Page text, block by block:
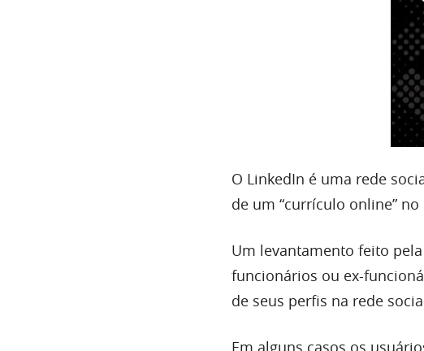
O LinkedIn é uma rede
de um “currículo online”
Um levantamento feito
funcionários ou ex-
de seus perfis na rede
Em alguns casos os